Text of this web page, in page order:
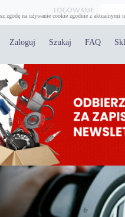
zgodę na używanie cookie zgodnie z aktualnymi
Zaloguj Szukaj FAQ